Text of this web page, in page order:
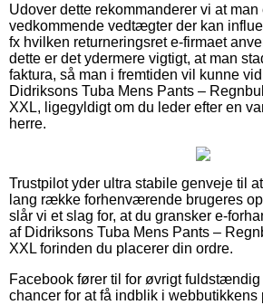
Udover dette rekommanderer vi at
vedkommende vedtægter der kan
fx hvilken returneringsret e-firmaet
dette er det ydermere vigtigt, at man
faktura, så man i fremtiden vil kunne
Didriksons Tuba Mens Pants –
XXL, ligegyldigt om du leder efter en
herre.
Trustpilot yder ultra stabile genveje til
lang række forhenværende brugeres
slår vi et slag for, at du gransker e-
af Didriksons Tuba Mens Pants –
XXL forinden du placerer din ordre.
Facebook fører til for øvrigt
chancer for at få indblik i webbutikkens